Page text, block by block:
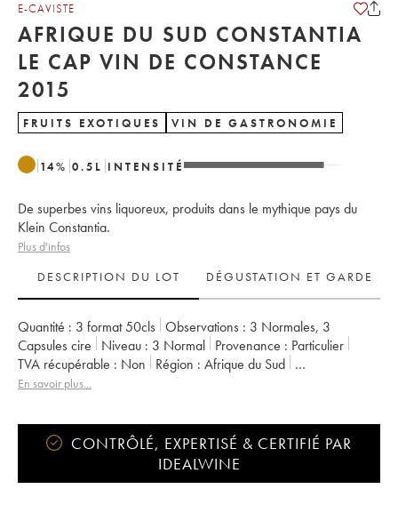
E-CAVISTE
AFRIQUE DU SUD CONSTANTIA
LE CAP VIN DE CONSTANCE
2015
FRUITS EXOTIQUES VIN DE GASTRONOMIE
14% 0.5 L INTENSITÉ
De superbes vins liquoreux, produits dans le mythique pays du
Klein Constantia.
Plus d'infos
DESCRIPTION DU LOT
DÉGUSTATION ET GARDE
Quantité : 3 format 50cls Observations : 3 Normales, 3
Capsules cire
Niveau : 3 Normal Provenance : particulier
TVA récupérable :
non Région :
Afrique du Sud
Appellation :
En savoir plus...
CONTRÔLÉ, EXPERTISÉ & CERTIFIÉ PAR
IDEALWINE